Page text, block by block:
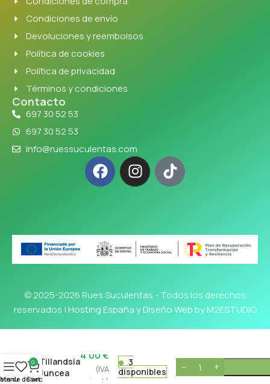
Condiciones de envío
Devoluciones y reembolsos
Política de cookies
Política de privacidad
Términos y condiciones
Contacto
697 30 52 53
697 30 52 53
info@ruessuculentas.com
© 2025-2026 Rues Suculentas - Todos los derechos
reservados |Hosting España y Diseño Webby M2ESTUDIO
Tillandsia
Juncea
4'00€
(IVA
incl.)
3
disponibles
Menude deseos
0
Cart